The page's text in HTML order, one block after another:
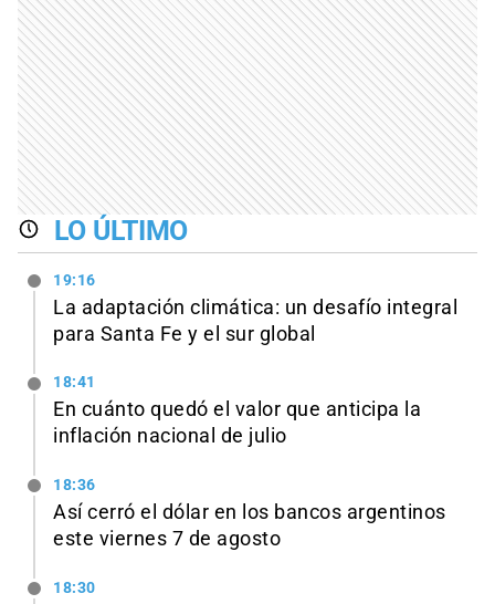
LO ÚLTIMO
19:16
La adaptación climática: un desafío integral
para Santa Fe y el sur global
18:41
En cuánto quedó el valor que anticipa la
inflación nacional de julio
18:36
Así cerró el dólar en los bancos argentinos
este viernes 7 de agosto
18:30